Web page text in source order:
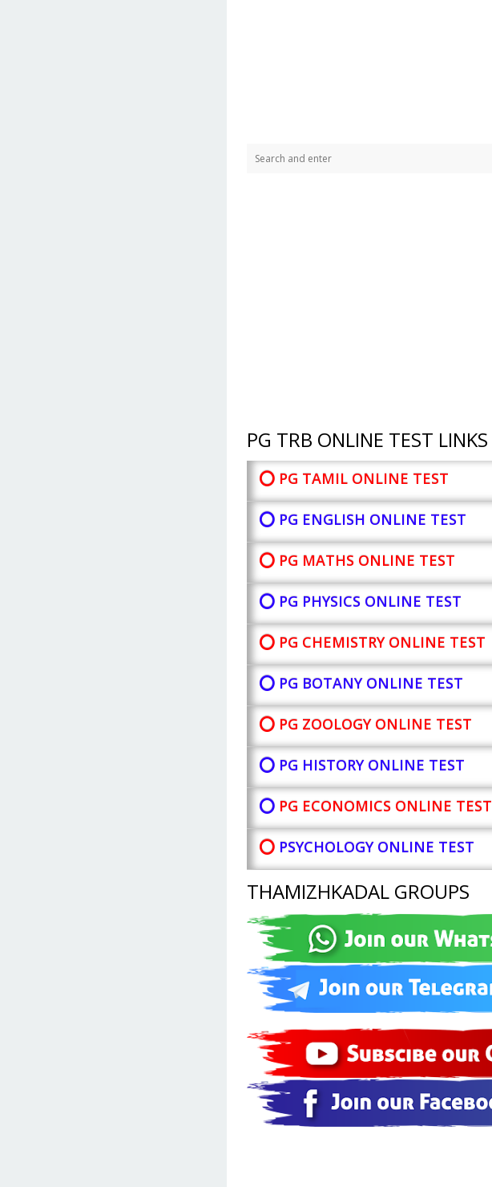
PG TRB ONLINE TEST LINKS
⭕ PG TAMIL ONLINE TEST
⭕ PG ENGLISH ONLINE TEST
⭕ PG MATHS ONLINE TEST
⭕ PG PHYSICS ONLINE TEST
⭕ PG CHEMISTRY ONLINE TEST
⭕ PG BOTANYONLINE TEST
⭕ PG ZOOLOGY ONLINE TEST
⭕ PG HISTORY ONLINE TEST
⭕ PG ECONOMICS ONLINE TEST
⭕ PSYCHOLOGY ONLINE TEST
THAMIZHKADAL GROUPS